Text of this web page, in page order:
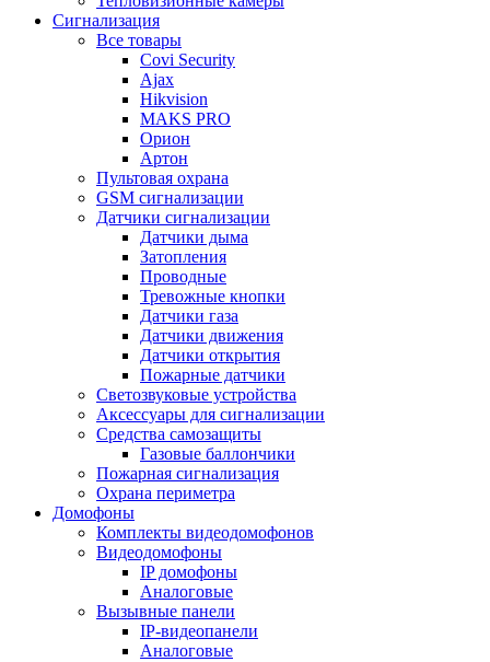
Сигнализация
Все товары
Covi Security
Ajax
Hikvision
MAKS PRO
Орион
Артон
Пультовая охрана
GSM сигнализации
Датчики сигнализации
Датчики дыма
Затопления
Проводные
Тревожные кнопки
Датчики газа
Датчики движения
Датчики открытия
Пожарные датчики
Светозвуковые устройства
Аксессуары для сигнализации
Средства самозащиты
Газовые баллончики
Пожарная сигнализация
Охрана периметра
Домофоны
Комплекты видеодомофонов
Видеодомофоны
IP домофоны
Аналоговые
Вызывные панели
IP-видеопанели
Аналоговые